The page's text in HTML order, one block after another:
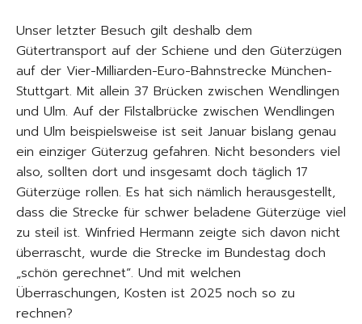
Unser letzter Besuch gilt deshalb dem
Gütertransport auf der Schiene und den Güterzügen
auf der Vier-Milliarden-Euro-Bahnstrecke München-
Stuttgart. Mit allein 37 Brücken zwischen Wendlingen
und Ulm. Auf der Filstalbrücke zwischen Wendlingen
und Ulm beispielsweise ist seit Januar bislang genau
ein einziger Güterzug gefahren. Nicht besonders viel
also, sollten dort und insgesamt doch täglich 17
Güterzüge rollen. Es hat sich nämlich herausgestellt,
dass die Strecke für schwer beladene Güterzüge viel
zu steil ist. Winfried Hermann zeigte sich davon nicht
überrascht, wurde die Strecke im Bundestag doch
„schön gerechnet“. Und mit welchen
Überraschungen, Kosten ist 2025 noch so zu
rechnen?